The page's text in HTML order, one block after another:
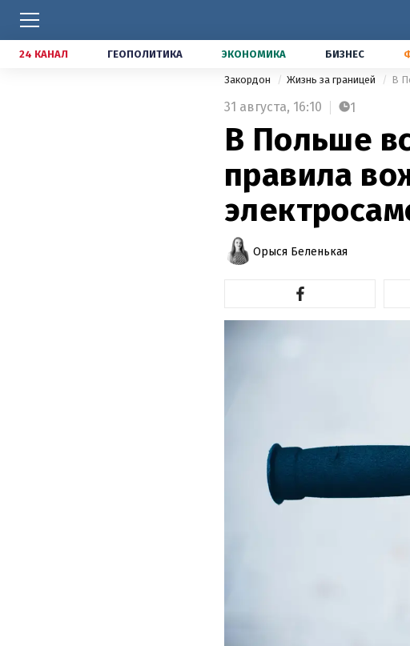
24 КАНАЛ ГЕОПОЛИТИКА ЭКОНОМИКА БИЗНЕС
Закордон Жизнь за границей
31 августа, 16:10 1
В Польше
правила
Орыся Беленькая